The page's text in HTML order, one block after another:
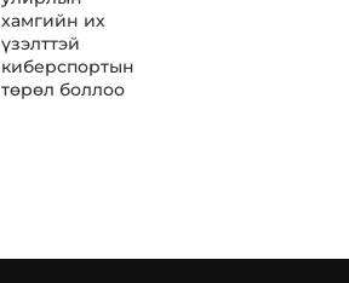
хамгийн их
үзэлттэй
киберспортын
төрөл боллоо